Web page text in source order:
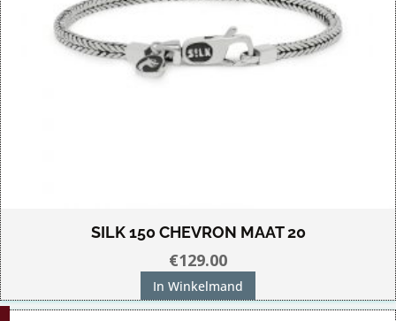
SILK 150 CHEVRON MAAT 20
€129.00
In Winkelmand